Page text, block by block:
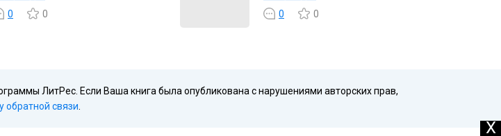
0
0
0
0
ЛитРес. Если Ваша книга была опубликована с нарушениями авторских прав,
обратной связи
X